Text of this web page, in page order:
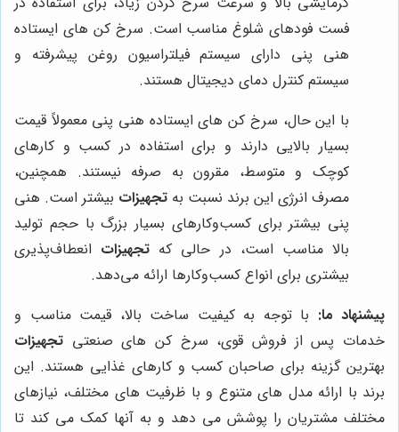
فست فودهای شلوغ مناسب است. سرخ کن های ایستاده
هنی پنی دارای سیستم فیلتراسیون روغن پیشرفته و
سیستم کنترل دمای دیجیتال هستند.
با این حال، سرخ کن های ایستاده هنی پنی معمولاً قیمت
بسیار بالایی دارند و برای استفاده در کسب و کارهای
کوچک و متوسط، مقرون به صرفه نیستند. همچنین،
مصرف انرژی این برند نسبت به تجهیزات بیشتر است. هنی
پنی بیشتر برای کسب‌وکارهای بسیار بزرگ با حجم تولید
بالا مناسب است، در حالی که تجهیزات انعطاف‌پذیری
بیشتری برای انواع کسب‌وکارها ارائه می‌دهد.
پیشنهاد ما: با توجه به کیفیت ساخت بالا، قیمت مناسب و
خدمات پس از فروش قوی، سرخ کن های صنعتی تجهیزات
بهترین گزینه برای صاحبان کسب و کارهای غذایی هستند. این
برند با ارائه مدل های متنوع و با ظرفیت های مختلف، نیازهای
مختلف مشتریان را پوشش می دهد و به آنها کمک می کند تا